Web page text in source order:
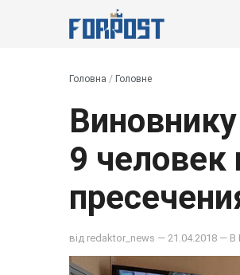
Головна / Головне
9 человек
від redaktor_news — 21.04.2018 — В